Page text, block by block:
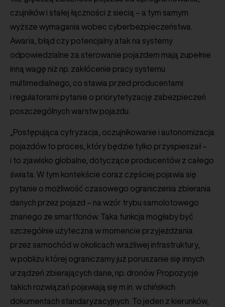
czujników i stałej łączności z siecią – a tym samym
wyższe wymagania wobec cyberbezpieczeństwa.
Awaria, błąd czy potencjalny atak na systemy
odpowiedzialne za sterowanie pojazdem mają zupełnie
inną wagę niż np. zakłócenie pracy systemu
multimedialnego, co stawia przed producentami
i regulatorami pytanie o priorytetyzację zabezpieczeń
poszczególnych warstw pojazdu.
„Postępująca cyfryzacja, oczujnikowanie i autonomizacja
pojazdów to proces, który będzie tylko przyspieszał –
i to zjawisko globalne, dotyczące producentów z całego
świata. W tym kontekście coraz częściej pojawia się
pytanie o możliwość czasowego ograniczenia zbierania
danych przez pojazd – na wzór trybu samolotowego
znanego ze smartfonów. Taka funkcja mogłaby być
szczególnie użyteczna w momencie przyjeżdżania
przez samochód w okolicach wrażliwej infrastruktury,
w pobliżu której ograniczamy już poruszanie się innych
urządzeń zbierających dane, np. dronów. Propozycje
takich rozwiązań pojawiają się m.in. w chińskich
dokumentach standaryzacyjnych. To jeden z kierunków,